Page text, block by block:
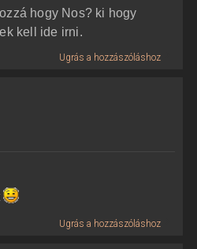
hogy Nos? ki hogy
kell ide irni.
Ugrás a hozzászóláshoz
Ugrás a hozzászóláshoz